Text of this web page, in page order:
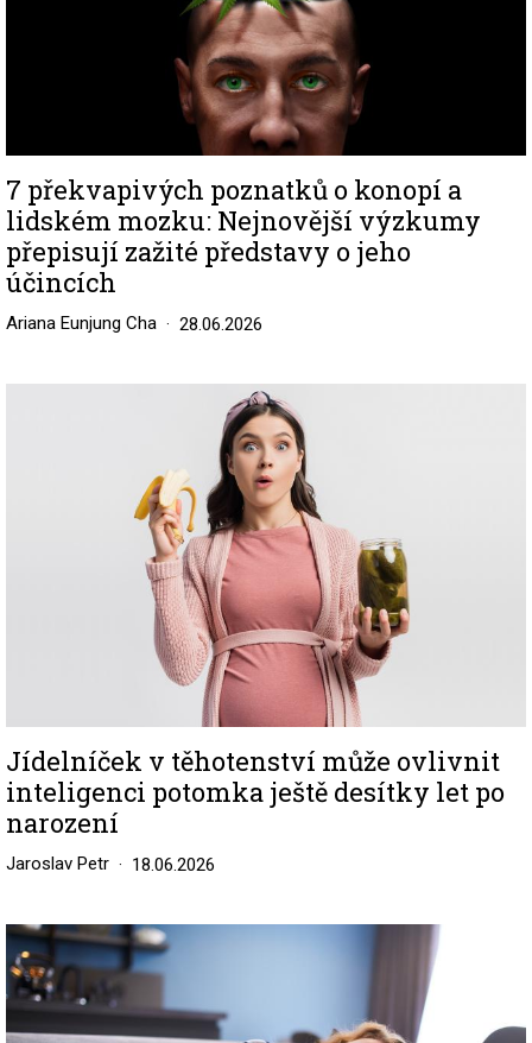
7 překvapivých poznatků o konopí a
lidském mozku: Nejnovější výzkumy
přepisují zažité představy o jeho
účincích
Ariana Eunjung Cha 28.06.2026
Jídelníček v těhotenství může ovlivnit
inteligenci potomka ještě desítky let po
narození
Jaroslav Petr 18.06.2026
Image